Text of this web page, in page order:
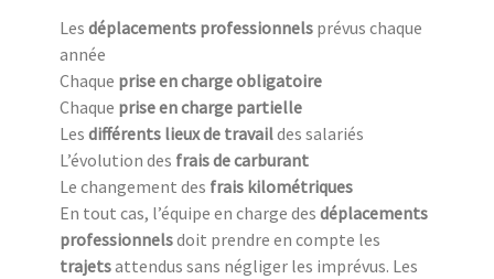
Les déplacements professionnels prévus chaque
année
Chaque prise en charge obligatoire
Chaque prise en charge partielle
Les différents lieux de travaildes salariés
L’évolution des frais de carburant
Le changement des frais kilométriques
En tout cas, l’équipe en charge des déplacements
professionnelsdoit prendre en compte les
trajetsattendus sans négliger les imprévus. Les